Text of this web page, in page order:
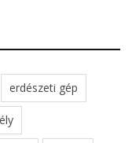
erdészeti gép